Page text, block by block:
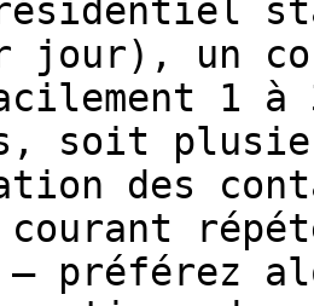
jour), un
1 à
soit
des
courant
— préférez